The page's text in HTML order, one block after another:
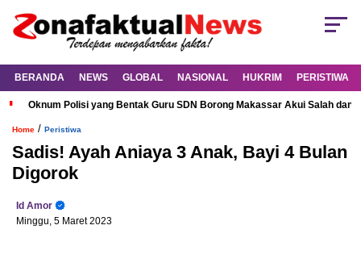
BERANDA NEWS GLOBAL NASIONAL HUKRIM PERISTIWA
Oknum Polisi yang Bentak Guru SDN Borong Makassar Akui Salah dan
Home / Peristiwa
Sadis! Ayah Aniaya 3 Anak, Bayi 4 Bulan
Digorok
Id Amor
Minggu, 5 Maret 2023